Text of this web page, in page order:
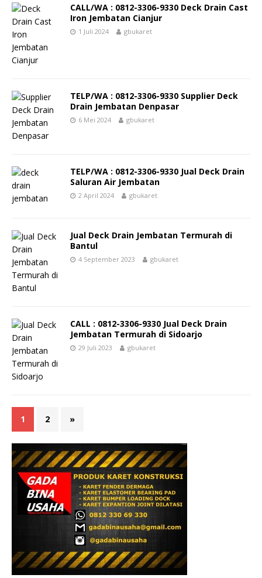
CALL/WA : 0812-3306-9330 Deck Drain Cast
Iron Jembatan Cianjur
1 Juli 2024 gbukaret
TELP/WA : 0812-3306-9330 Supplier Deck
Drain Jembatan Denpasar
6 Mei 2024 gbukaret
TELP/WA : 0812-3306-9330 Jual Deck Drain
Saluran Air Jembatan
2 April 2024 gbukaret
Jual Deck Drain Jembatan Termurah di
Bantul
4 September 2023 gbukaret
CALL : 0812-3306-9330 Jual Deck Drain
Jembatan Termurah di Sidoarjo
29 Juli 2023 gbukaret
1 2 »